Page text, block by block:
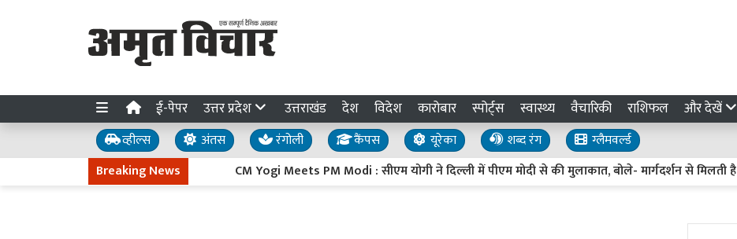
ई-पेपर उत्तर प्रदेश उत्तराखंड देश विदेश कारोबार स्पोर्ट्स स्वास्थ्य वैचारिकी राशिफल और देखें
व्हील्स अंतस रंगोली कैंपस यूरेका शब्द रंग
ग्लैमवर्ल्ड
Breaking News
CM Yogi Meets PM Modi : सीएम योगी ने दिल्ली में पीएम मोदी से की मुलाकात, बोले- मार्गदर्शन से मिलती है प्रेरणा